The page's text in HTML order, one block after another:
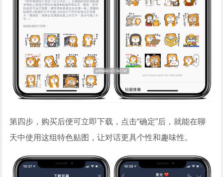
第四步，购买后便可立即下载，点击“确定”后，就能在聊
天中使用这组特色贴图，让对话更具个性和趣味性。